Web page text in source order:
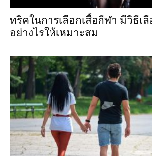
ทริคในการเลือกเสื้อกีฬา มีวิธีเ
อย่างไรให้เหมาะสม